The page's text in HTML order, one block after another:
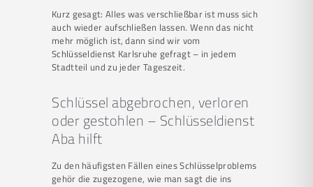
Kurz gesagt: Alles was verschließbar ist muss sich
auch wieder aufschließen lassen. Wenn das nicht
mehr möglich ist, dann sind wir vom
Schlüsseldienst Karlsruhe gefragt – in jedem
Stadtteil und zu jeder Tageszeit.
Schlüssel abgebrochen, verloren
oder gestohlen – Schlüsseldienst
Aba hilft
Zu den häufigsten Fällen eines Schlüsselproblems
gehör die zugezogene, wie man sagt die ins